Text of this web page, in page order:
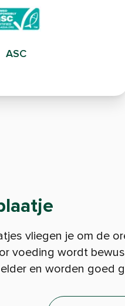
ASC
vliegen je om de
voeding wordt
en worden goed